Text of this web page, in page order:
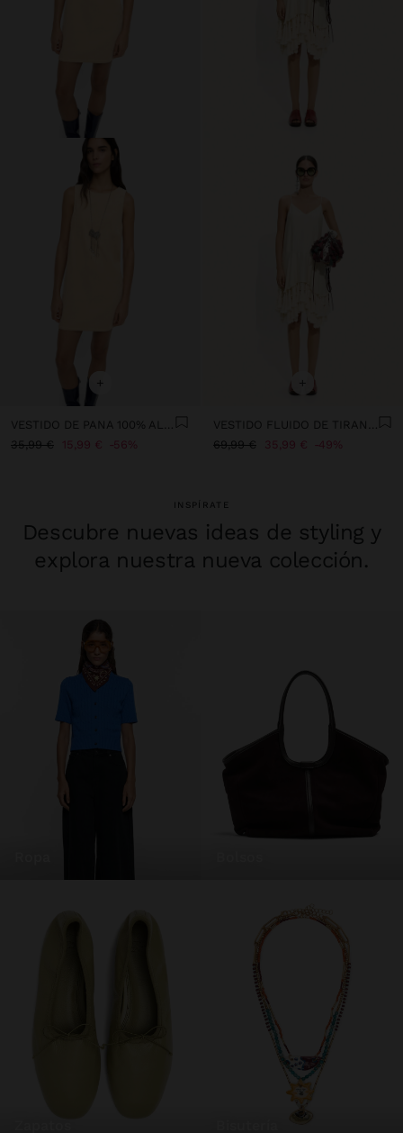
+
35,99 €
15,99 € 56%
+
69,99 €
35,99 € 49%
INSPÍRATE
Descubre nuevas ideas de styling y
explora nuestra nueva colección.